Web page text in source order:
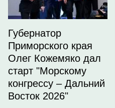
Губернатор
Приморского края
Олег Кожемяко дал
старт "Морскому
конгрессу – Дальний
Восток 2026"